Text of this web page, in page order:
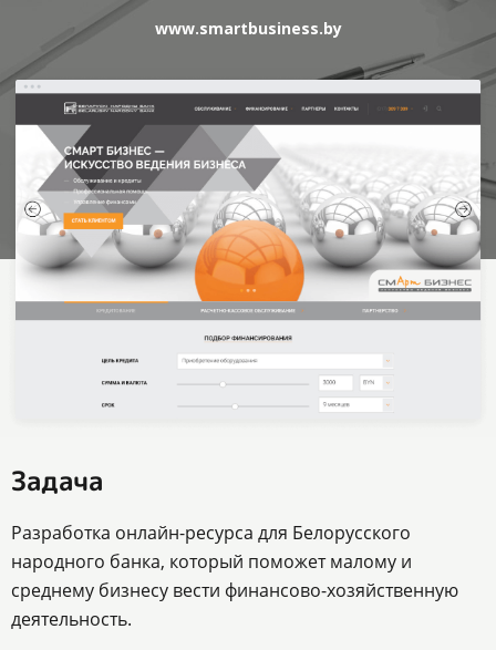
www.smartbusiness.by
Задача
Разработка онлайн-ресурса для Белорусского
народного банка, который поможет малому и
среднему бизнесу вести финансово-хозяйственную
деятельность.